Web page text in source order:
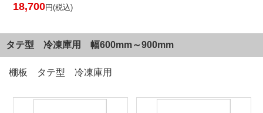
18,700円(税込)
タテ型 冷凍庫用 幅600mm～900mm
棚板 タテ型 冷凍庫用